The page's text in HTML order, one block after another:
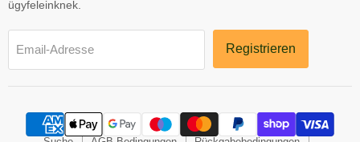
ügyfeleinknek.
Email-Adresse Registrieren